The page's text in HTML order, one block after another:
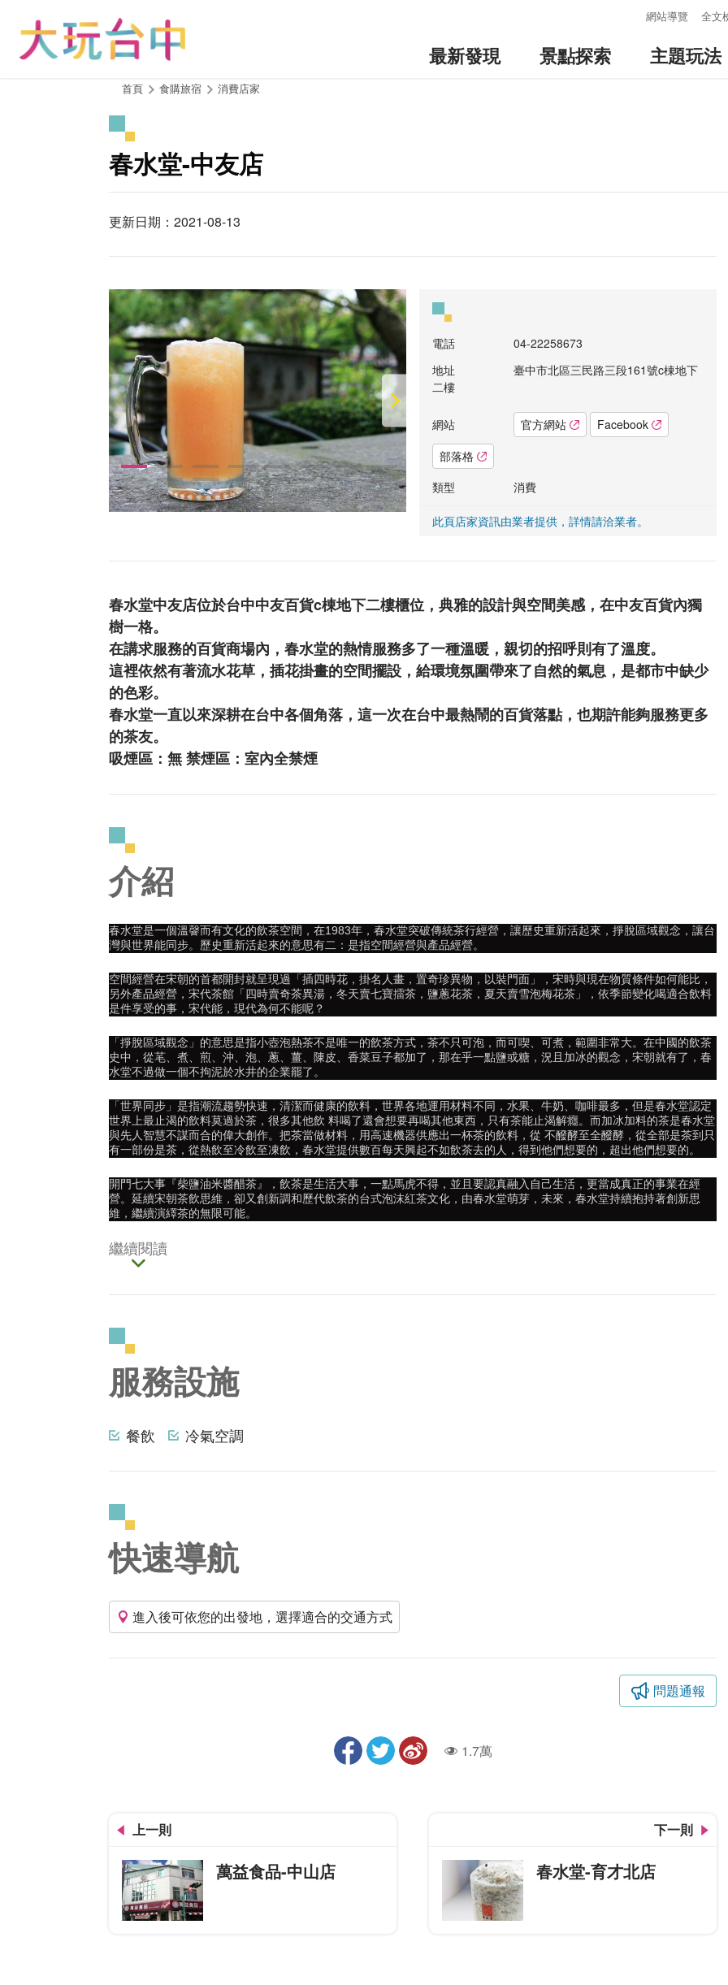
網站導覽 全文
最新發現 景點探索 主題玩法
首頁 食購旅宿 消費店家
春水堂-中友店
更新日期：2021-08-13
電話
04-22258673
地址
臺中市北區三民路三段161號c棟地下
二樓
網站 官方網站
Facebook
部落格
類型
消費
此頁店家資訊由業者提供，詳情請洽業者。
春水堂中友店位於台中中友百貨c棟地下二樓櫃位，典雅的設計與空間美感，在中友百貨內獨
樹一格。
在講求服務的百貨商場內，春水堂的熱情服務多了一種溫暖，親切的招呼則有了溫度。
這裡依然有著流水花草，插花掛畫的空間擺設，給環境氛圍帶來了自然的氣息，是都市中缺少
的色彩。
春水堂一直以來深耕在台中各個角落，這一次在台中最熱鬧的百貨落點，也期許能夠服務更多
的茶友。
吸煙區：無 禁煙區：室內全禁煙
介紹
春水堂是一個溫韾而有文化的飲茶空間，在1983年，春水堂突破傳統茶行經營，讓歷史重新活起來，掙脫區域觀念，讓台
灣與世界能同步。歷史重新活起來的意思有二：是指空間經營與產品經營。
空間經營在宋朝的首都開封就呈現過「插四時花，掛名人畫，置奇珍異物，以裝門面」，宋時與現在物質條件如何能比，
另外產品經營，宋代茶館「四時賣奇茶異湯，冬天賣七寶擂茶，鹽蔥花茶，夏天賣雪泡梅花茶」，依季節變化喝適合飲料
是件享受的事，宋代能，現代為何不能呢？
「掙脫區域觀念」的意思是指小壺泡熱茶不是唯一的飲茶方式，茶不只可泡，而可喫、可煮，範圍非常大。在中國的飲茶
史中，從芼、煮、煎、沖、泡、蔥、薑、陳皮、香菜豆子都加了，那在乎一點鹽或糖，況且加冰的觀念，宋朝就有了，春
水堂不過做一個不拘泥於水井的企業罷了。
「世界同步」是指潮流趨勢快速，清潔而健康的飲料，世界各地運用材料不同，水果、牛奶、咖啡最多，但是春水堂認定
世界上最止渴的飲料莫過於茶，很多其他飲 料喝了還會想要再喝其他東西，只有茶能止渴解癮。而加冰加料的茶是春水堂
與先人智慧不謀而合的偉大創作。把茶當做材料，用高速機器供應出一杯茶的飲料，從 不醱酵至全醱酵，從全部是茶到只
有一部份是茶，從熱飲至冷飲至凍飲，春水堂提供數百每天興起不如飲茶去的人，得到他們想要的，超出他們想要的。
開門七大事『柴鹽油米醬醋茶』，飲茶是生活大事，一點馬虎不得，並且要認真融入自己生活，更當成真正的事業在經
營。延續宋朝茶飲思維，卻又創新調和歷代飲茶的台式泡沫紅茶文化，由春水堂萌芽，未來，春水堂持續抱持著創新思
維，繼續演繹茶的無限可能。
繼續閱讀
服務設施
餐飲 冷氣空調
快速導航
進入後可依您的出發地，選擇適合的交通方式
問題通報
人氣1.7萬
上一則
萬益食品-中山店
下一則
春水堂-育才北店